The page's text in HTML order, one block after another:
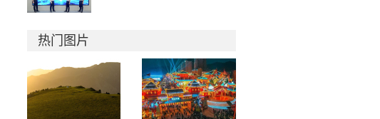
热门图片